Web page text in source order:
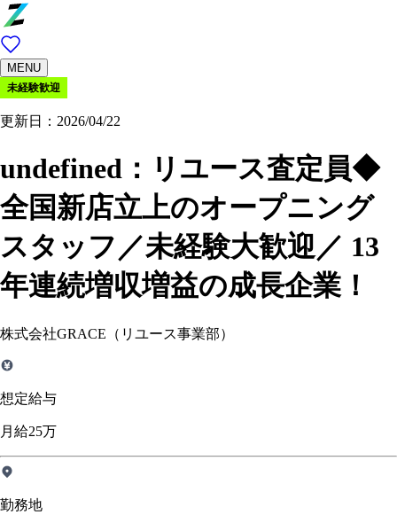
MENU
未経験歓迎
更新日：2026/04/22
undefined： リユース査定員◆
全国新店立上のオープニング
スタッフ／未経験大歓迎／ 13
年連続増収増益の成長企業！
株式会社GRACE（リユース事業部）
想定給与
月給25万
勤務地